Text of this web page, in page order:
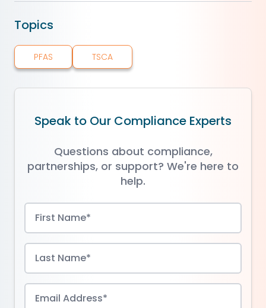
Topics
PFAS TSCA
Speak to Our Compliance Experts
Questions about compliance,
partnerships, or support? We're here to
help.